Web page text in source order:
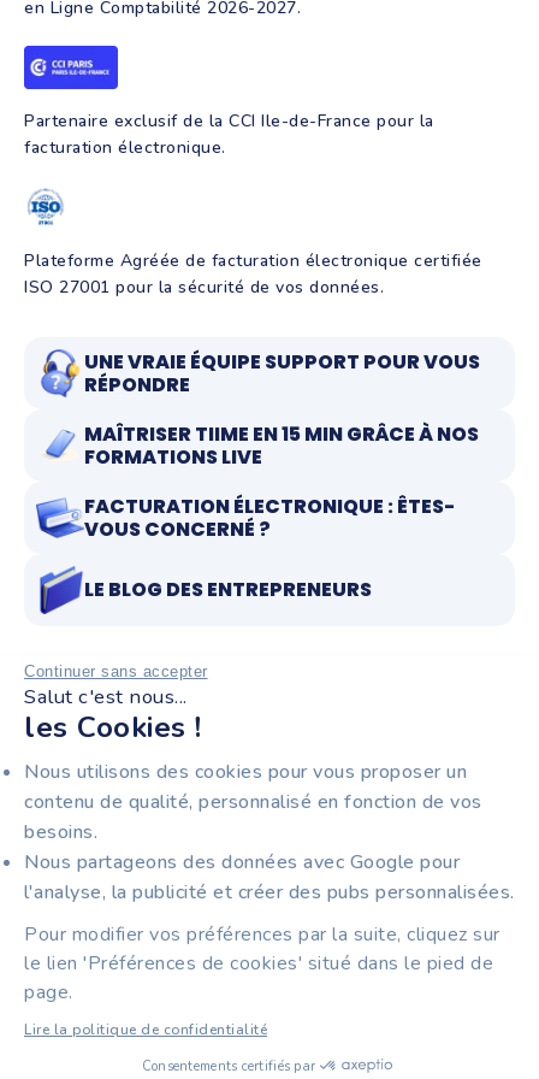
Continuer sans accepter
Salut c'est nous...
les Cookies !
Nous utilisons des cookies pour vous proposer un
contenu de qualité, personnalisé en fonction de vos
besoins.
Nous partageons des données avec Google pour
l'analyse, la publicité et créer des pubs personnalisées.
Pour modifier vos préférences par la suite, cliquez sur
le lien 'Préférences de cookies' situé dans le pied de
page.
Lire la politique de confidentialité
Consentements certifiés par
en Ligne Comptabilité 2026-2027.
Partenaire exclusif de la CCI Ile-de-France pour la
facturation électronique.
Plateforme Agréée de facturation électronique certifiée
ISO 27001 pour la sécurité de vos données.
UNE VRAIE ÉQUIPE SUPPORT POUR VOUS
RÉPONDRE
MAÎTRISER TIIME EN 15 MIN GRÂCE À NOS
FORMATIONS LIVE
FACTURATION ÉLECTRONIQUE : ÊTES-
VOUS CONCERNÉ ?
LE BLOG DES ENTREPRENEURS
RESTEZ INFORMÉS !
facturation électronique, nouveautés produit et
astuces pour gagner du temps au quotidien.
Mentions légalesCookiesCGUCGSDonnées personnelles
CPS compte pro